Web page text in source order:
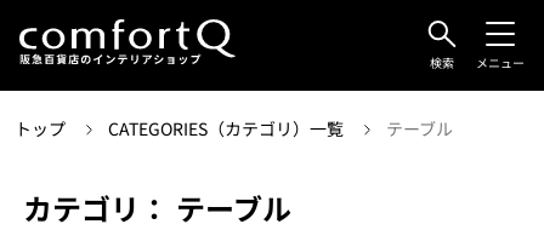
検索 メニュー
トップ CATEGORIES（カテゴリ）一覧 テーブル
カテゴリ： テーブル